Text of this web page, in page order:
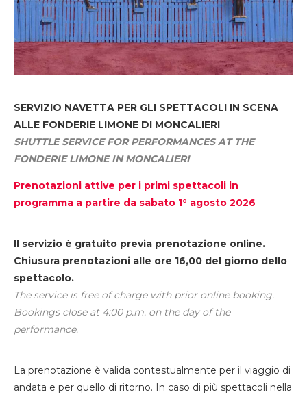
SERVIZIO NAVETTA PER GLI SPETTACOLI IN SCENA
ALLE FONDERIE LIMONE DI MONCALIERI
SHUTTLE SERVICE FOR PERFORMANCES AT THE
FONDERIE LIMONE IN MONCALIERI
Prenotazioni attive per i primi spettacoli in
programma a partire da sabato 1° agosto 2026
Il servizio è gratuito previa prenotazione online.
Chiusura prenotazioni alle ore 16,00 del giorno dello
spettacolo.
The service is free of charge with prior online booking.
Bookings close at 4:00 p.m. on the day of the
performance.
La prenotazione è valida contestualmente per il viaggio di
andata e per quello di ritorno. In caso di più spettacoli nella